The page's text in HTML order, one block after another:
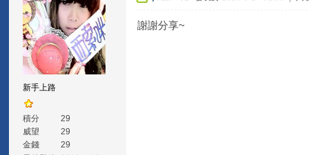
新手上路
積分
29
威望
29
金錢
29
謝謝分享~